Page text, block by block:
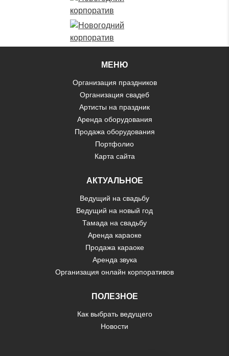
МЕНЮ
Организация праздников
Организация свадеб
Артисты на праздник
Аренда оборудования
Продажа оборудования
Портфолио
Карта сайта
АКТУАЛЬНОЕ
Ведущий на свадьбу
Ведущий на новый год
Тамада на свадьбу
Аренда караоке
Продажа караоке
Аренда звука
Организация онлайн корпоративов
ПОЛЕЗНОЕ
Как выбрать ведущего
Новости